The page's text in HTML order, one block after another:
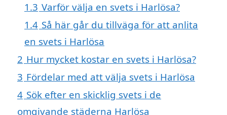
1.3 Varför välja en svets i Harlösa?
1.4 Så här går du tillväga för att anlita
en svets i Harlösa
2 Hur mycket kostar en svets i Harlösa?
3 Fördelar med att välja svets i Harlösa
4 Sök efter en skicklig svets i de
omgivande städerna Harlösa